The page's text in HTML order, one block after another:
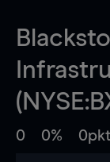
0 0% 0pkt